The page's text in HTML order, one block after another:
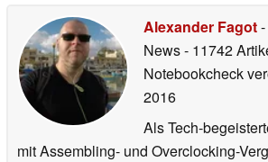
Alexander Fagot
News- 11742
Notebookcheck
2016
Als Tech-
mit Assembling- und Overclocking-